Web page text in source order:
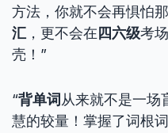
方法，你就不会再惧怕
汇 ，更不会在 四六级考
壳！”
“背单词 从来就不是一场
慧的较量！掌握了词根